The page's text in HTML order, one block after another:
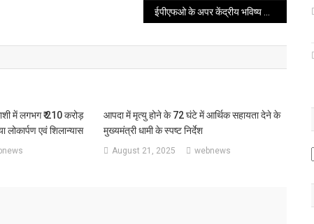
में लगभग ₹ 210 करोड़
लोकार्पण एवं शिलान्यास
आपदा में मृत्यु होने के 72 घंटे में आर्थिक सहायता देने के
मुख्यमंत्री धामी के स्पष्ट निर्देश
August 21, 2025 webnews